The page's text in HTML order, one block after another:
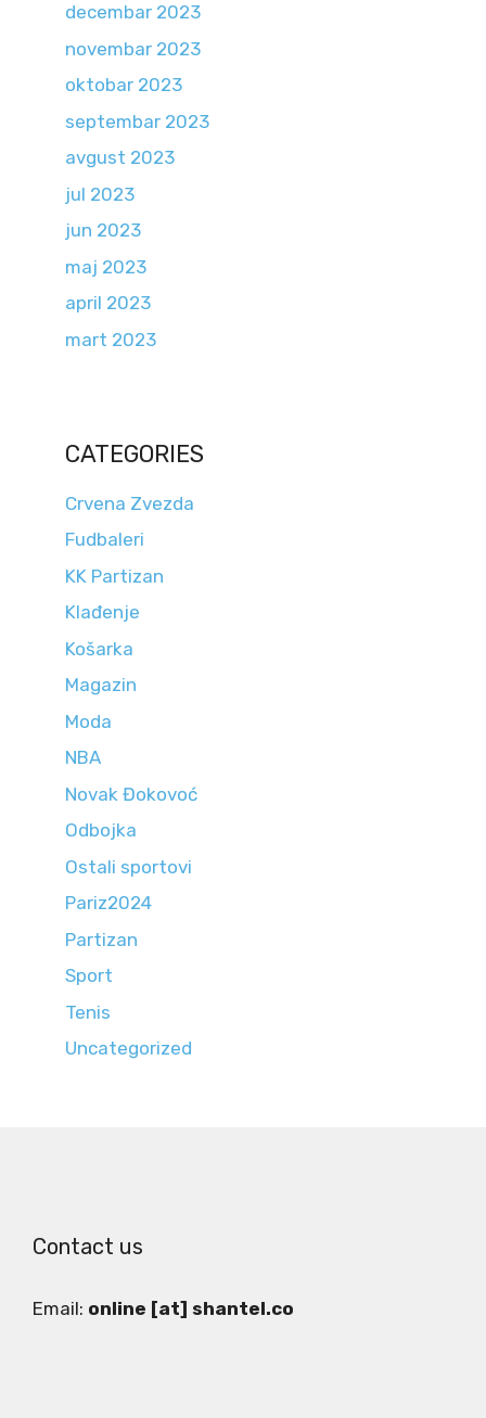
decembar 2023
novembar 2023
oktobar 2023
septembar 2023
avgust 2023
jul 2023
jun 2023
maj 2023
april 2023
mart 2023
CATEGORIES
Crvena Zvezda
Fudbaleri
KK Partizan
Klađenje
Košarka
Magazin
Moda
NBA
Novak Đokovoć
Odbojka
Ostali sportovi
Pariz2024
Partizan
Sport
Tenis
Uncategorized
Contact us
Email: online [at] shantel.co